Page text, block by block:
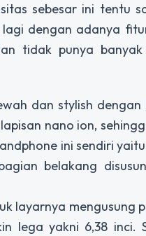
sebesar ini tentu
dengan adanya
tidak punya banyak
dan stylish
nano ion,
ini sendiri
belakang
mengusung
lega yakni 6,38 inci.